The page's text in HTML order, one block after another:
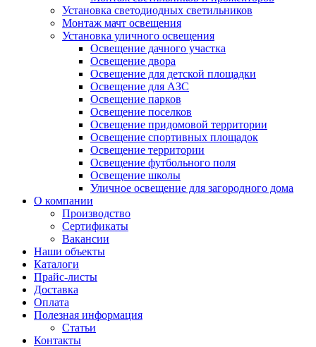
Установка светодиодных светильников
Монтаж мачт освещения
Установка уличного освещения
Освещение дачного участка
Освещение двора
Освещение для детской площадки
Освещение для АЗС
Освещение парков
Освещение поселков
Освещение придомовой территории
Освещение спортивных площадок
Освещение территории
Освещение футбольного поля
Освещение школы
Уличное освещение для загородного дома
О компании
Производство
Сертификаты
Вакансии
Наши объекты
Каталоги
Прайс-листы
Доставка
Оплата
Полезная информация
Статьи
Контакты